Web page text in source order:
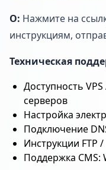
О: Нажмите на
инструкциям,
Техническая
Доступность
серверов
Настройка
Подключение
Инструкции FTP
Поддержка CMS: